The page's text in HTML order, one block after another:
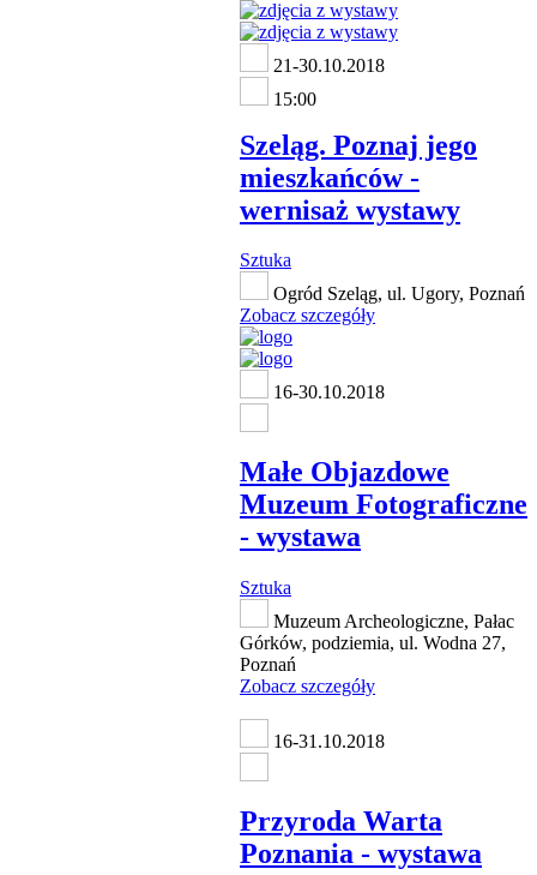
21-30.10.2018
15:00
Szeląg. Poznaj jego
mieszkańców -
wernisaż wystawy
Sztuka
Ogród Szeląg, ul. Ugory, Poznań
Zobacz szczegóły
16-30.10.2018
Małe Objazdowe
Muzeum Fotograficzne
- wystawa
Sztuka
Muzeum Archeologiczne, Pałac
Górków, podziemia, ul. Wodna 27,
Poznań
Zobacz szczegóły
16-31.10.2018
Przyroda Warta
Poznania - wystawa